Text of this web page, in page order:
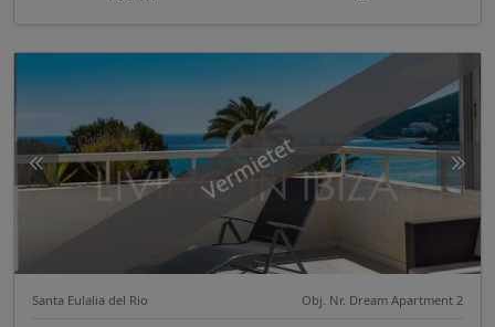
Vermietet
Santa Eulalia del Rio Obj. Nr. Dream Apartment 2